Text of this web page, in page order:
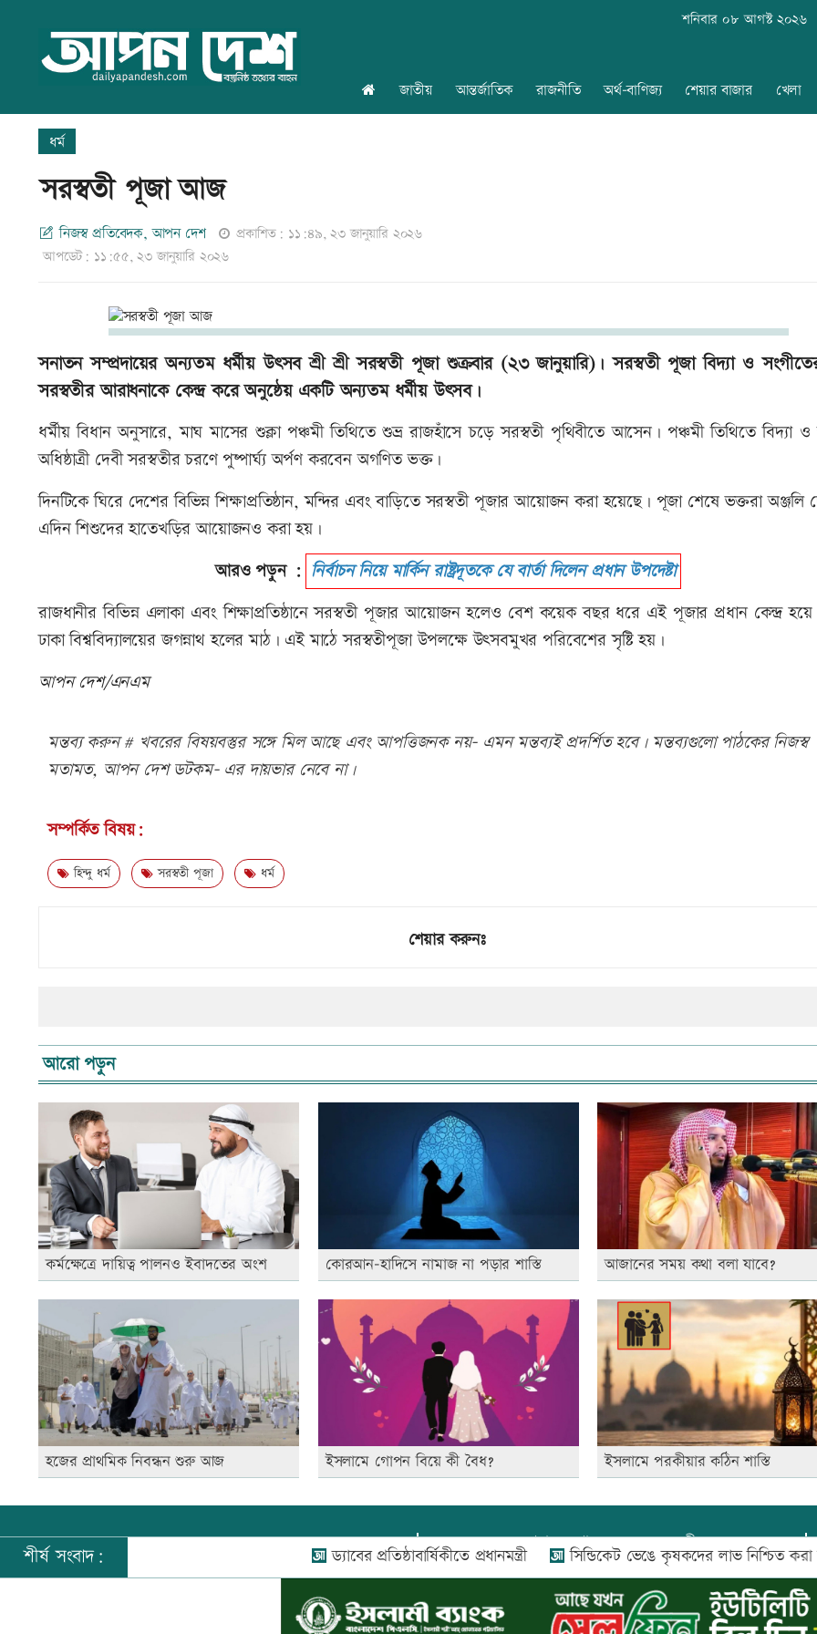
শনিবার ০৮ আগস্ট ২০২৬
জাতীয় আন্তর্জাতিক রাজনীতি অর্থ-বাণিজ্য শেয়ার বাজার খেলা
ধর্ম
সরস্বতী পূজা আজ
নিজস্ব প্রতিবেদক, আপন দেশ
প্রকাশিত: ১১:৪৯, ২৩ জানুয়ারি ২০২৬
আপডেট: ১১:৫৫, ২৩ জানুয়ারি ২০২৬
সনাতন সম্প্রদায়ের অন্যতম ধর্মীয় উৎসব শ্রী শ্রী সরস্বতী পূজা শুক্রবার (২৩ জানুয়ারি)। সরস্বতী পূজা বিদ্যা ও
সরস্বতীর আরাধনাকে কেন্দ্র করে অনুষ্ঠেয় একটি অন্যতম ধর্মীয় উৎসব।
ধর্মীয় বিধান অনুসারে, মাঘ মাসের শুক্লা পঞ্চমী তিথিতে শুভ্র রাজহাঁসে চড়ে সরস্বতী পৃথিবীতে আসেন। পঞ্চমী তিথিতে বিদ্যা ও
অধিষ্ঠাত্রী দেবী সরস্বতীর চরণে পুষ্পার্ঘ্য অর্পণ করবেন অগণিত ভক্ত।
দিনটিকে ঘিরে দেশের বিভিন্ন শিক্ষাপ্রতিষ্ঠান, মন্দির এবং বাড়িতে সরস্বতী পূজার আয়োজন করা হয়েছে। পূজা শেষে ভক্তরা অঞ্জলি
এদিন শিশুদের হাতেখড়ির আয়োজনও করা হয়।
আরও পড়ুন : নির্বাচন নিয়ে মার্কিন রাষ্ট্রদূতকে যে বার্তা দিলেন প্রধান উপদেষ্টা
রাজধানীর বিভিন্ন এলাকা এবং শিক্ষাপ্রতিষ্ঠানে সরস্বতী পূজার আয়োজন হলেও বেশ কয়েক বছর ধরে এই পূজার প্রধান কেন্দ্র
ঢাকা বিশ্ববিদ্যালয়ের জগন্নাথ হলের মাঠ। এই মাঠে সরস্বতীপূজা উপলক্ষে উৎসবমুখর পরিবেশের সৃষ্টি হয়।
আপন দেশ/এনএম
মন্তব্য করুন # খবরের বিষয়বস্তুর সঙ্গে মিল আছে এবং আপত্তিজনক নয়- এমন মন্তব্যই প্রদর্শিত হবে। মন্তব্যগুলো পাঠকের নিজস্ব
মতামত, আপন দেশ ডটকম- এর দায়ভার নেবে না।
সম্পর্কিত বিষয়:
হিন্দু ধর্ম সরস্বতী পূজা ধর্ম
শেয়ার করুনঃ
আরো পড়ুন
কর্মক্ষেত্রে দায়িত্ব পালনও ইবাদতের অংশ কোরআন-হাদিসে নামাজ না পড়ার শাস্তি আজানের সময় কথা বলা যাবে?
হজের প্রাথমিক নিবন্ধন শুরু আজ ইসলামে গোপন বিয়ে কী বৈধ? ইসলামে পরকীয়ার কঠিন শাস্তি
প্রধান সম্পাদক:আফজাল বারী
প্রোমিতা আফরিন কর্তৃক সম্পাদিত ও প্রকাশিত
সি-৫০১, ৬ষ্ঠতলা, আল রাজী কমপ্লেক্স, ১৬৬-১৬৭
শহীদ সৈয়দ নজরুল ইসলাম সরণি, পুরানা পল্টন, ঢাকা-১০০০
শীর্ষ সংবাদ: ড্যাবের প্রতিষ্ঠাবার্ষিকীতে প্রধানমন্ত্রী সিন্ডিকেট ভেঙে কৃষকদের লাভ নিশ্চিত করা হবে: